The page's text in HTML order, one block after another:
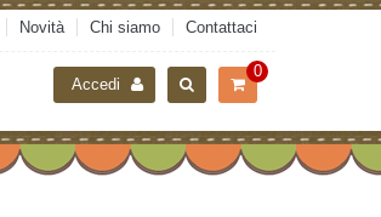
Novità Chi siamo Contattaci
0
Accedi